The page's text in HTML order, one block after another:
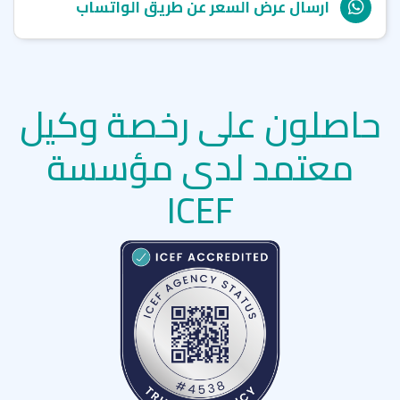
ارسال عرض السعر عن طريق الواتساب
حاصلون على رخصة وكيل
معتمد لدى مؤسسة
ICEF